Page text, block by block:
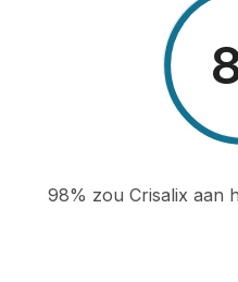
98% zou Crisalix aan